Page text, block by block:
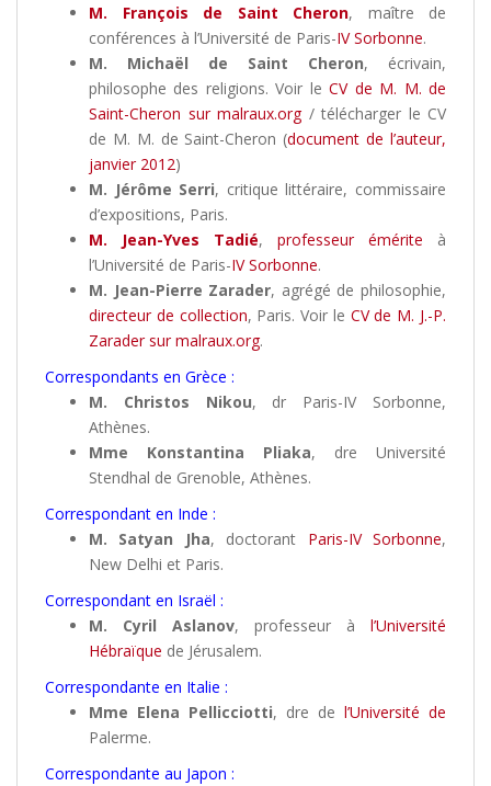
M. François de Saint Cheron, maître de
conférences à l’Université de Paris-IV Sorbonne.
M. Michaël de Saint Cheron, écrivain,
philosophe des religions. Voir leCV de M. M. de
Saint-Cheron sur malraux.org/ télécharger le CV
de M. M. de Saint-Cheron (document de l’auteur,
janvier 2012)
M. Jérôme Serri, critique littéraire, commissaire
d’expositions, Paris.
M. Jean-Yves Tadié, professeur émérite à
l’Université de Paris-IV Sorbonne.
M. Jean-Pierre Zarader, agrégé de philosophie,
directeur de collection, Paris. Voir le CV de M. J.-P.
Zarader sur malraux.org.
Correspondants en Grèce :
M. Christos Nikou, dr Paris-IV Sorbonne,
Athènes.
Mme Konstantina Pliaka, dre Université
Stendhal de Grenoble, Athènes.
Correspondant en Inde :
M. Satyan Jha, doctorant Paris-IV Sorbonne,
New Delhi et Paris.
Correspondant en Israël :
M. Cyril Aslanov, professeur à l’Université
Hébraïque de Jérusalem.
Correspondante en Italie :
Mme Elena Pellicciotti, dre de l’Université de
Palerme.
Correspondante au Japon :